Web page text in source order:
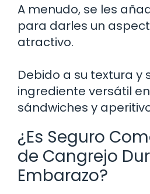
A menudo, se les
para darles un
atractivo.
Debido a su textura y
ingrediente versátil
sándwiches y
¿Es Seguro
de Cangrejo
Embarazo?